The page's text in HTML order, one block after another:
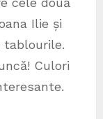
Ilie și
tablourile.
Culori